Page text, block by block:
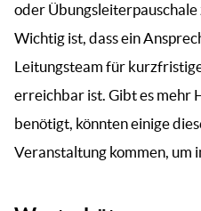
oder
Wichtig ist, dass ein
Leitungsteam für
erreichbar ist. Gibt es mehr
benötigt, könnten einige
Veranstaltung kommen, um